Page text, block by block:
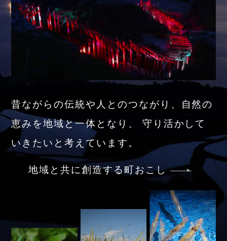
昔ながらの伝統や人とのつながり、自然の
恵みを地域と一体となり、 守り活かして
いきたいと考えています。
地域と共に創造する町おこし